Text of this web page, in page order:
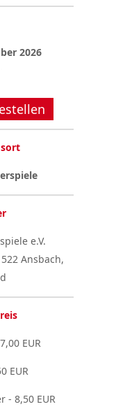
2026
e.V.
Ansbach,
EUR
EUR
- 8,50 EUR